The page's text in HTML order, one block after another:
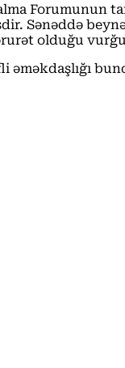
Forumunun
Sənəddə
olduğu
əməkdaşlığı